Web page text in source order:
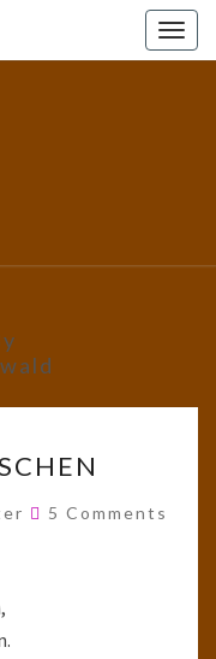
Comments
5 Comments